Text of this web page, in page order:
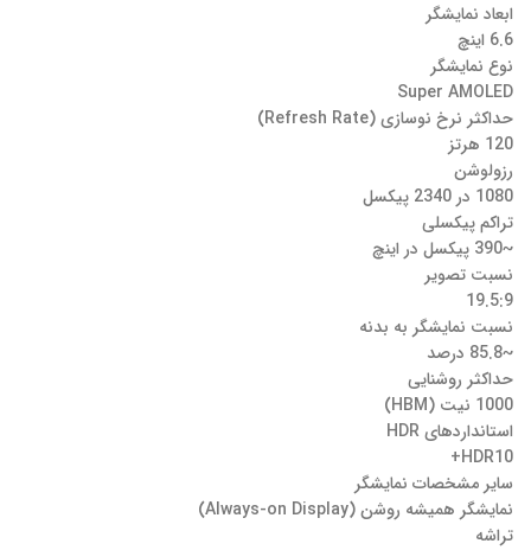
ابعاد نمایشگر
6.6 اینچ
نوع نمایشگر
Super AMOLED
حداکثر نرخ نوسازی (Refresh Rate)
120 هرتز
رزولوشن
1080 در 2340 پیکسل
تراکم پیکسلی
~390 پیکسل در اینچ
نسبت تصویر
19.5:9
نسبت نمایشگر به بدنه
~85.8 درصد
حداکثر روشنایی
1000 نیت (HBM)
استانداردهای HDR
HDR10+
سایر مشخصات نمایشگر
نمایشگر همیشه روشن (Always-on Display)
تراشه